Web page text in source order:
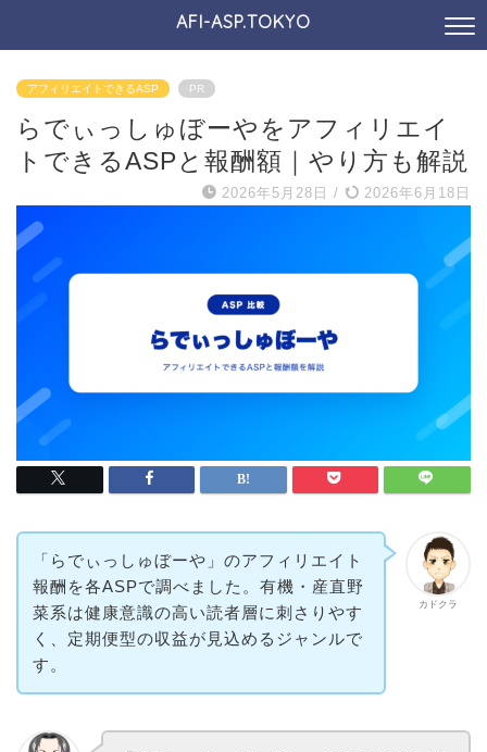
AFI-ASP.TOKYO
アフィリエイトできるASP PR
らでぃっしゅぼーやをアフィリエイ
トできるASPと報酬額｜やり方も解説
2026年5月28日 / 2026年6月18日
カドクラ
「らでぃっしゅぼーや」のアフィリエイト
報酬を各ASPで調べました。有機・産直野
菜系は健康意識の高い読者層に刺さりやす
く、定期便型の収益が見込めるジャンルで
す。